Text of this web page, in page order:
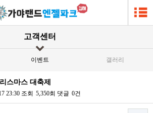
고객센터
이벤트 갤러리
스마스 대축제
23:30 조회 5,350회 댓글 0건